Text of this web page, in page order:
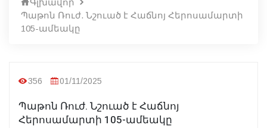
Պաթոն Ռուժ. Նշուած է Հաճնոյ Հերոսամարտի
105-ամեակը
356 01/11/2025
Պաթոն Ռուժ. Նշուած է Հաճնոյ
Հերոսամարտի 105-ամեակը